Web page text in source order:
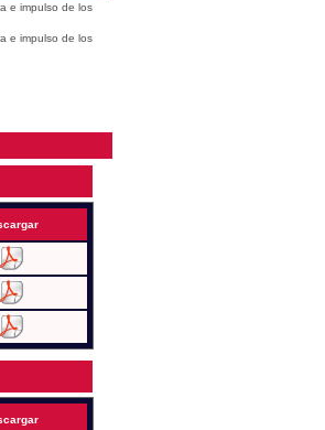
e impulso de los
e impulso de los